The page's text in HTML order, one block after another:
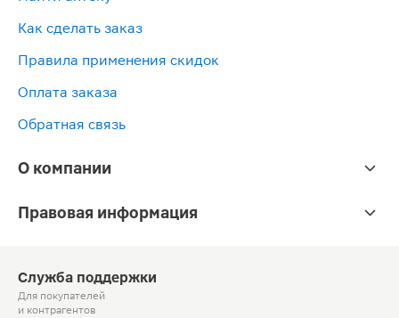
Как сделать заказ
Правила применения скидок
Оплата заказа
Обратная связь
О компании
Правовая информация
Служба поддержки
Для покупателей
и контрагентов